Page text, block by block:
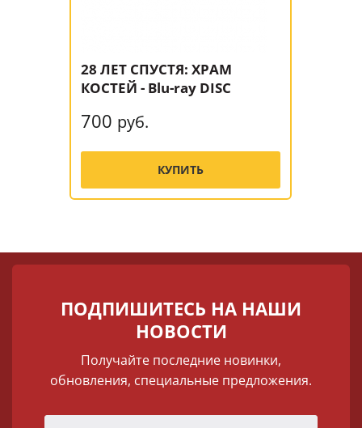
28 ЛЕТ СПУСТЯ: ХРАМ
КОСТЕЙ - Blu-ray DISC
700 руб.
КУПИТЬ
ПОДПИШИТЕСЬ НА НАШИ
НОВОСТИ
Получайте последние новинки,
обновления, специальные предложения.